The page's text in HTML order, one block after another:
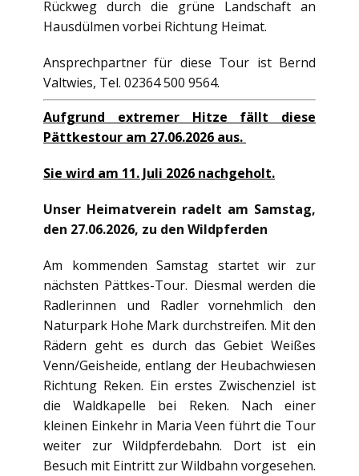
Rückweg durch die grüne Landschaft an
Hausdülmen vorbei Richtung Heimat.
Ansprechpartner für diese Tour ist Bernd
Valtwies, Tel. 02364 500 9564.
Aufgrund extremer Hitze fällt diese
Pättkestour am 27.06.2026 aus.
Sie wird am 11. Juli 2026 nachgeholt.
Unser Heimatverein radelt am Samstag,
den 27.06.2026, zu den Wildpferden
Am kommenden Samstag startet wir zur
nächsten Pättkes-Tour. Diesmal werden die
Radlerinnen und Radler vornehmlich den
Naturpark Hohe Mark durchstreifen. Mit den
Rädern geht es durch das Gebiet Weißes
Venn/Geisheide, entlang der Heubachwiesen
Richtung Reken. Ein erstes Zwischenziel ist
die Waldkapelle bei Reken. Nach einer
kleinen Einkehr in Maria Veen führt die Tour
weiter zur Wildpferdebahn. Dort ist ein
Besuch mit Eintritt zur Wildbahn vorgesehen.